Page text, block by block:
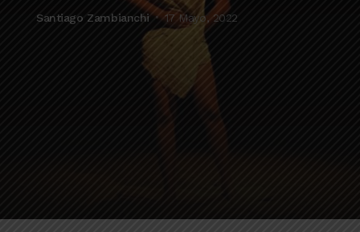
Santiago Zambianchi 17 Mayo, 2022